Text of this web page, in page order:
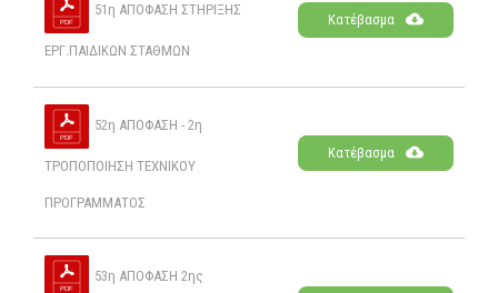
51η ΑΠΟΦΑΣΗ ΣΤΗΡΙΞΗΣ
ΕΡΓ.ΠΑΙΔΙΚΩΝ ΣΤΑΘΜΩΝ
Κατέβασμα
52η ΑΠΟΦΑΣΗ - 2η
ΤΡΟΠΟΠΟΙΗΣΗ ΤΕΧΝΙΚΟΥ
ΠΡΟΓΡΑΜΜΑΤΟΣ
Κατέβασμα
53η ΑΠΟΦΑΣΗ 2ης